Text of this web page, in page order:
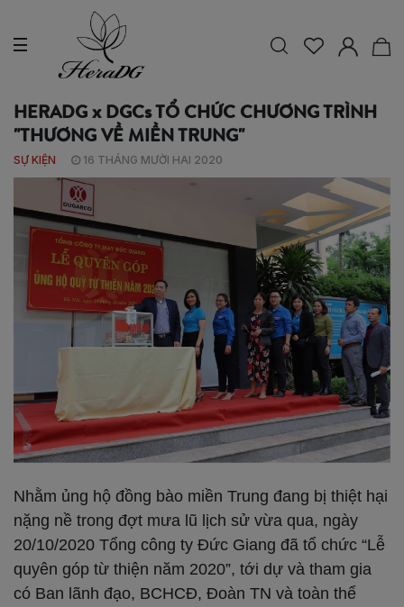
HERADG x DGCs TỔ CHỨC CHƯƠNG TRÌNH
"THƯƠNG VỀ MIỀN TRUNG"
SỰ KIỆN 16 THÁNG MƯỜI HAI 2020
Nhằm ủng hộ đồng bào miền Trung đang bị thiệt hại
nặng nề trong đợt mưa lũ lịch sử vừa qua, ngày
20/10/2020 Tổng công ty Đức Giang đã tổ chức “Lễ
quyên góp từ thiện năm 2020”, tới dự và tham gia
có Ban lãnh đạo, BCHCĐ, Đoàn TN và toàn thể